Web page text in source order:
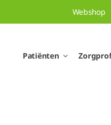
Webshop
Patiënten